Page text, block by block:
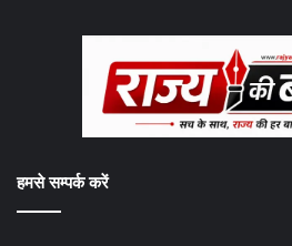
हमसे सम्पर्क करें